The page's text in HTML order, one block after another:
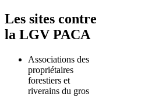
Les sites contre
la LGV PACA
Associations des
propriétaires
forestiers et
riverains du gros